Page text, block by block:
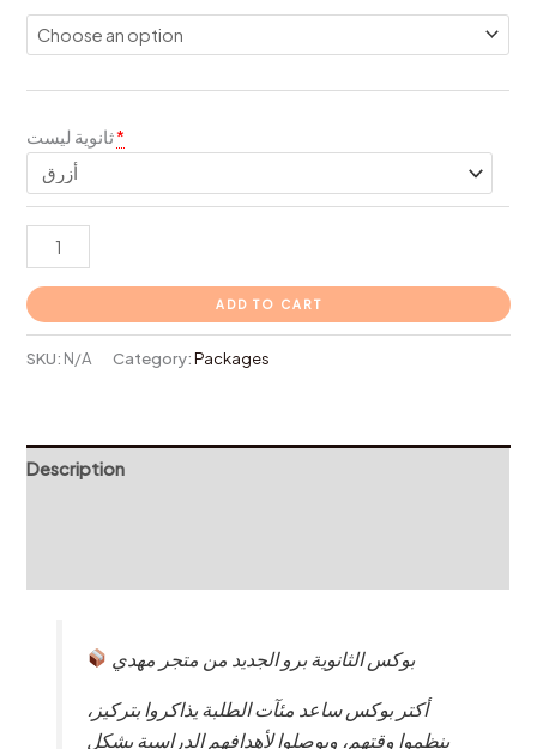
ثانوية ليست*
ADD TO CART
SKU: N/A Category:Packages
Description
بوكس الثانوية برو الجديد من متجر مهدي
أكتر بوكس ساعد مئآت الطلبة يذاكروا بتركيز،
ينظموا وقتهم، ويوصلوا لأهدافهم الدراسية بشكل